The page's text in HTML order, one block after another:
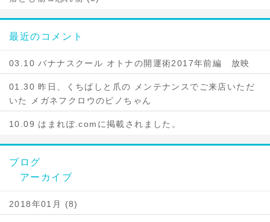
最近のコメント
03.10 バナナスクール オトナの開運術2017年前編 放映
01.30 昨日、くちばしと爪の メンテナンスでご来店いただ
いた メガネフクロウのピノちゃん
10.09 はまれぽ.comに掲載されました。
ブログ
アーカイブ
2018年01月 (8)